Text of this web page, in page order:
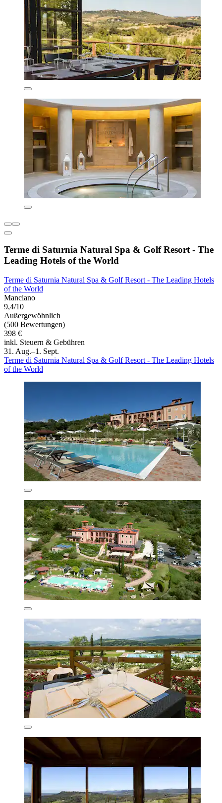
Terme di Saturnia Natural Spa & Golf Resort - The
Leading Hotels of the World
Terme di Saturnia Natural Spa & Golf Resort - The Leading Hotels
of the World
Manciano
9,4/10
Außergewöhnlich
(500 Bewertungen)
398 €
inkl. Steuern & Gebühren
31. Aug.–1. Sept.
Terme di Saturnia Natural Spa & Golf Resort - The Leading Hotels
of the World